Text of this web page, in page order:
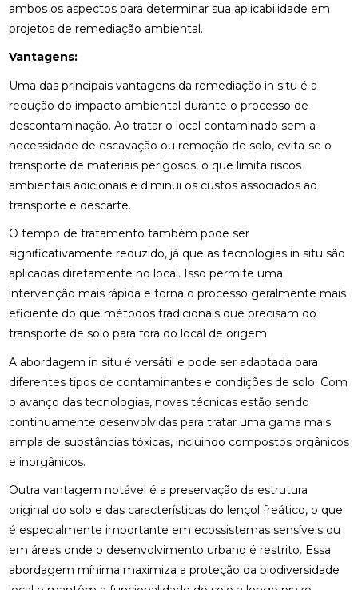
ambos os aspectos para determinar sua aplicabilidade em
projetos de remediação ambiental.
Vantagens:
Uma das principais vantagens da remediação in situ é a
redução do impacto ambiental durante o processo de
descontaminação. Ao tratar o local contaminado sem a
necessidade de escavação ou remoção de solo, evita-se o
transporte de materiais perigosos, o que limita riscos
ambientais adicionais e diminui os custos associados ao
transporte e descarte.
O tempo de tratamento também pode ser
significativamente reduzido, já que as tecnologias in situ são
aplicadas diretamente no local. Isso permite uma
intervenção mais rápida e torna o processo geralmente mais
eficiente do que métodos tradicionais que precisam do
transporte de solo para fora do local de origem.
A abordagem in situ é versátil e pode ser adaptada para
diferentes tipos de contaminantes e condições de solo. Com
o avanço das tecnologias, novas técnicas estão sendo
continuamente desenvolvidas para tratar uma gama mais
ampla de substâncias tóxicas, incluindo compostos orgânicos
e inorgânicos.
Outra vantagem notável é a preservação da estrutura
original do solo e das características do lençol freático, o que
é especialmente importante em ecossistemas sensíveis ou
em áreas onde o desenvolvimento urbano é restrito. Essa
abordagem mínima maximiza a proteção da biodiversidade